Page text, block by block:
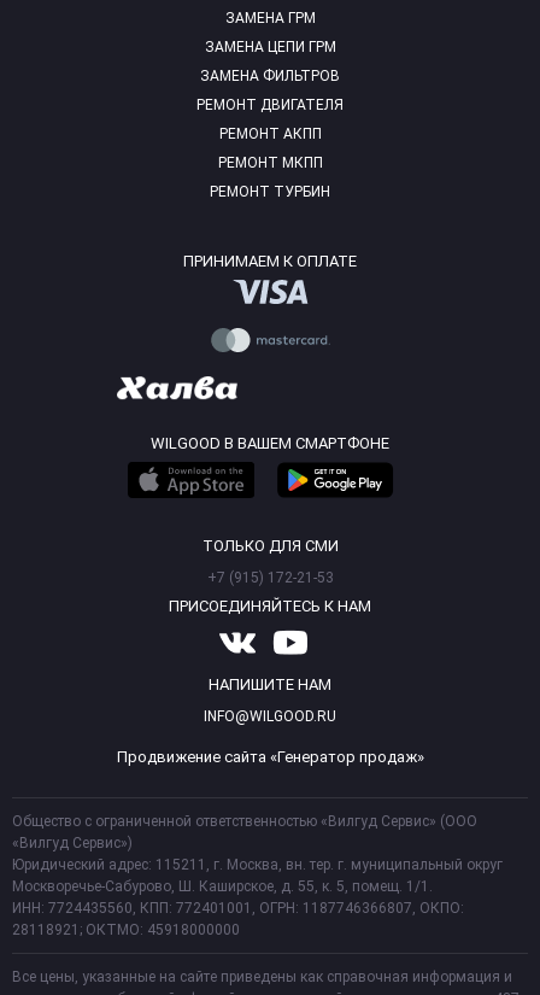
ЗАМЕНА ГРМ
ЗАМЕНА ЦЕПИ ГРМ
ЗАМЕНА ФИЛЬТРОВ
РЕМОНТ ДВИГАТЕЛЯ
РЕМОНТ АКПП
РЕМОНТ МКПП
РЕМОНТ ТУРБИН
ПРИНИМАЕМ К ОПЛАТЕ
WILGOOD В ВАШЕМ СМАРТФОНЕ
ТОЛЬКО ДЛЯ СМИ
+7 (915) 172-21-53
ПРИСОЕДИНЯЙТЕСЬ К НАМ
НАПИШИТЕ НАМ
INFO@WILGOOD.RU
Продвижение сайта «Генератор продаж»
Общество с ограниченной ответственностью «Вилгуд Сервис» (ООО
«Вилгуд Сервис»)
Юридический адрес: 115211, г. Москва, вн. тер. г. муниципальный округ
Москворечье-Сабурово, Ш. Каширское, д. 55, к. 5, помещ. 1/1.
ИНН: 7724435560, КПП: 772401001, ОГРН: 1187746366807, ОКПО:
28118921; ОКТМО: 45918000000
Все цены, указанные на сайте приведены как справочная информация и